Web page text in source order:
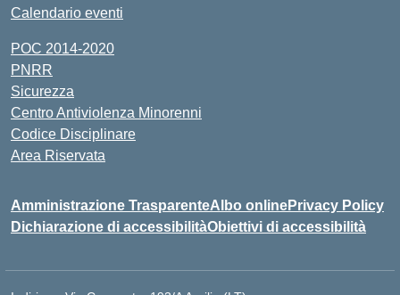
Calendario eventi
POC 2014-2020
PNRR
Sicurezza
Centro Antiviolenza Minorenni
Codice Disciplinare
Area Riservata
Amministrazione TrasparenteAlbo onlinePrivacy Policy
Dichiarazione di accessibilitàObiettivi di accessibilità